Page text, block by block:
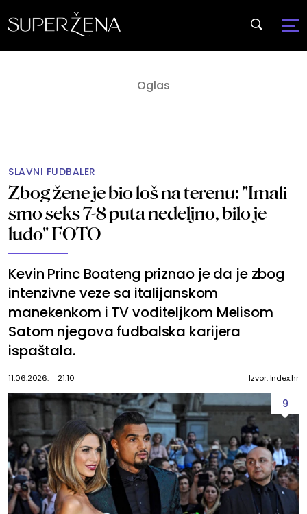
SLAVNI FUDBALER
Zbog žene je bio loš na terenu: "Imali
smo seks 7-8 puta nedeljno, bilo je
ludo" FOTO
Kevin Princ Boateng priznao je da je zbog
intenzivne veze sa italijanskom
manekenkom i TV voditeljkom Melisom
Satom njegova fudbalska karijera
ispaštala.
11.06.2026. 21:10 Izvor: Index.hr
9